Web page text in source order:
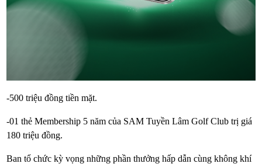
-500 triệu đồng tiền mặt.
-01 thẻ Membership 5 năm của SAM Tuyền Lâm Golf Club trị giá
180 triệu đồng.
Ban tổ chức kỳ vọng những phần thưởng hấp dẫn cùng không khí